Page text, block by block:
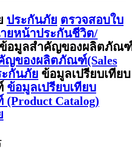
ประกันภัย ตรวจสอบใบ
ยหน้าประกันชีวิต/
ข้อมูลสำคัญของผลิตภัณ
ญของผลิตภัณฑ์(Sales
ะกันภัย ข้อมูลเปรียบเทียบ
ข้อมูลเปรียบเทียบ
Catalog)